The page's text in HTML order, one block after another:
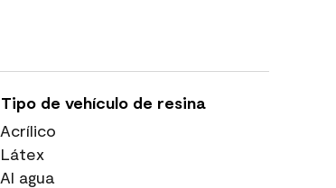
Tipo de vehículo de resina
Acrílico
Látex
Al agua